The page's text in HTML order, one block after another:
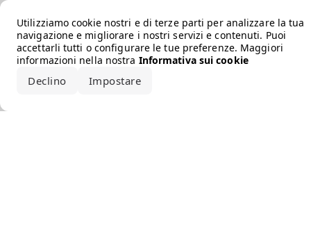
Utilizziamo cookie nostri e di terze parti per analizzare la tua
navigazione e migliorare i nostri servizi e contenuti. Puoi
accettarli tutti o configurare le tue preferenze. Maggiori
informazioni nella nostra Informativa sui cookie
Declino Impostare
Error loading the brand